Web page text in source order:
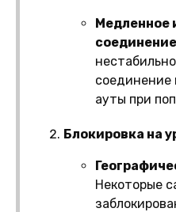
Медленное
ауты при
Блокировка на
Некоторые